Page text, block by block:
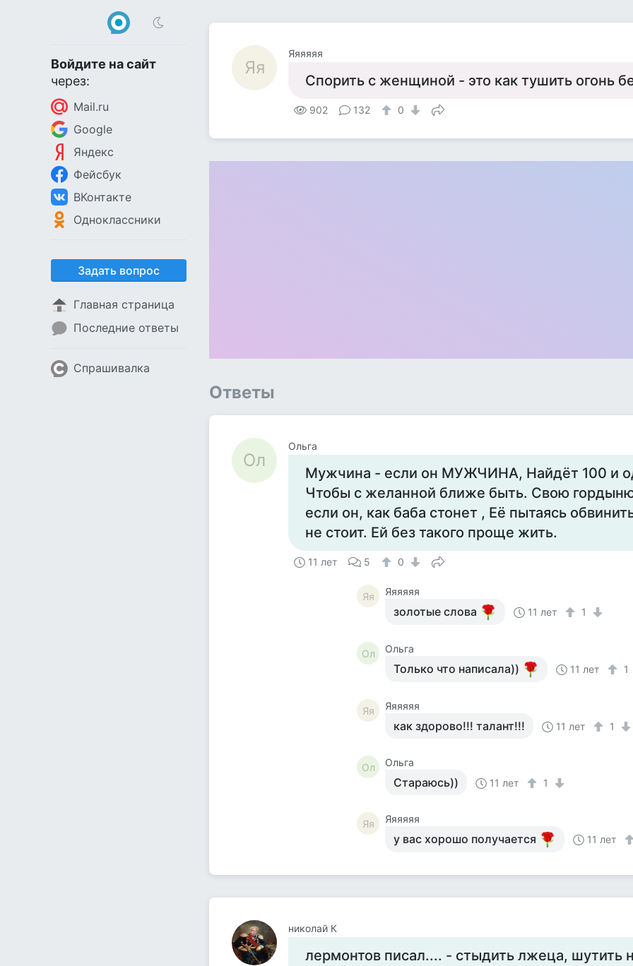
Войдите на сайт
через:
Mail.ru
Google
Яндекс
Фейсбук
ВКонтакте
Одноклассники
Задать вопрос
Главная страница
Последние ответы
Спрашивалка
Яя
Яяяяяя
Спорить с женщиной - это как тушить огонь
902 132 0
Ответы
Ол
Ольга
Мужчина - если он МУЖЧИНА, Найдёт 100 и
Чтобы с желанной ближе быть. Свою
если он, как баба стонет , Её пытаясь
не стоит. Ей без такого проще жить.
11 лет 5 0
Яя Яяяяяя
золотые слова 11 лет 1
Ол Ольга
Только что написала)) 11 лет 1
Яя Яяяяяя
как здорово!!! талант!!! 11 лет 1
Ол Ольга
Стараюсь)) 11 лет 1
Яя Яяяяяя
у вас хорошо получается 11 лет
николай К
лермонтов писал.... - стыдить лжеца, шутить